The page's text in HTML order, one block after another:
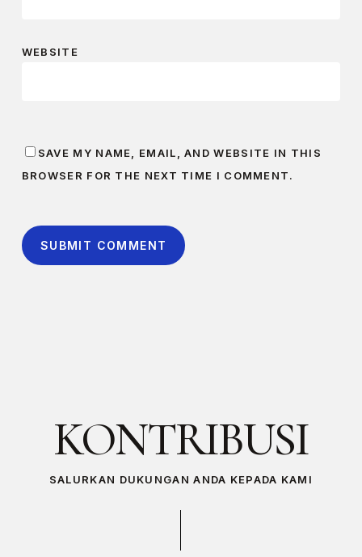
WEBSITE
SAVE MY NAME, EMAIL, AND WEBSITE IN THIS
BROWSER FOR THE NEXT TIME I COMMENT.
KONTRIBUSI
SALURKAN DUKUNGAN ANDA KEPADA KAMI